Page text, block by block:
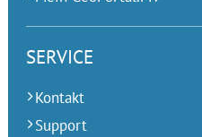
SERVICE
Kontakt
Support